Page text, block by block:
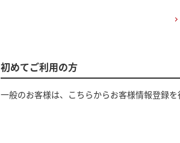
初めてご利用の方
一般のお客様は、こちらからお客様情報登録